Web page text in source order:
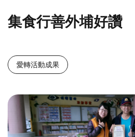
集食行善外埔好讚
愛轉活動成果